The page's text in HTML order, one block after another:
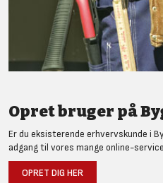
Opret bruger på
Er du eksisterende erhvervskunde i
adgang til vores mange online-
OPRET DIG HER